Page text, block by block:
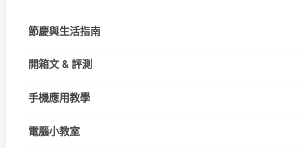
節慶與生活指南
開箱文 & 評測
手機應用教學
電腦小教室